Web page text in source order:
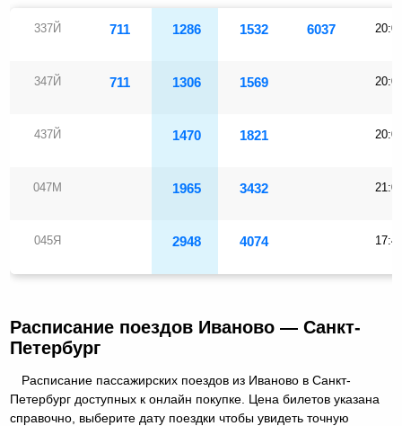
337Й 711 1286 1532 6037
347Й 711 1306 1569
437Й 1470 1821
047М 1965 3432
045Я 2948 4074
Расписание поездов Иваново — Санкт-
Петербург
Расписание пассажирских поездов из Иваново в Санкт-
Петербург доступных к онлайн покупке. Цена билетов указана
справочно, выберите дату поездки чтобы увидеть точную